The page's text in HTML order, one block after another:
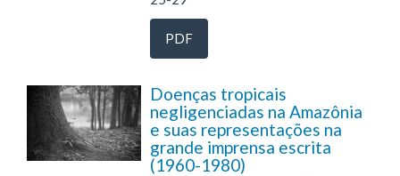
PDF
Doenças tropicais
negligenciadas na Amazônia
e suas representações na
grande imprensa escrita
(1960-1980)